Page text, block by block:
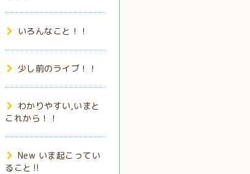
いろんなこと！！
少し前のライブ！！
わかりやすい,いまと
これから！！
New いま起こってい
ること‼️